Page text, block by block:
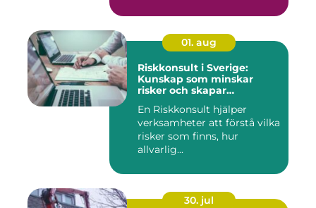
01. aug
Riskkonsult i Sverige:
Kunskap som minskar
risker och skapar
En Riskkonsult hjälper
verksamheter att förstå vilka
risker som finns, hur
allvarlig...
30. jul